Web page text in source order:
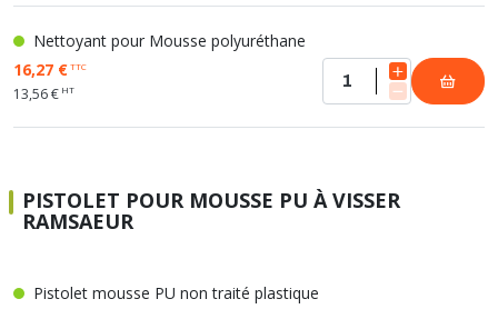
Nettoyant pour Mousse polyuréthane
16,27 €TTC
13,56 € HT
PISTOLET POUR MOUSSE PU À VISSER
RAMSAEUR
Pistolet mousse PU non traité plastique